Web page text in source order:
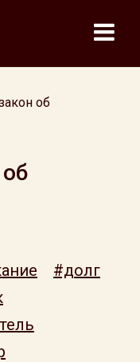
об
#долг